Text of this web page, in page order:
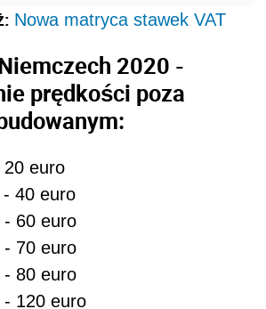
Nowa matryca stawek VAT
2020 -
prędkości poza
euro
40 euro
60 euro
70 euro
80 euro
120 euro